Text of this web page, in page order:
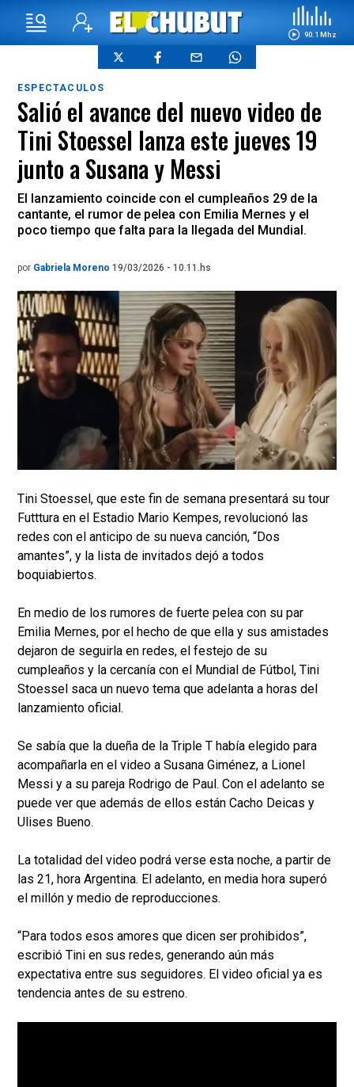
90.1 Mhz
ESPECTACULOS
Salió el avance del nuevo video de
Tini Stoessel lanza este jueves 19
junto a Susana y Messi
El lanzamiento coincide con el cumpleaños 29 de la
cantante, el rumor de pelea con Emilia Mernes y el
poco tiempo que falta para la llegada del Mundial.
por Gabriela Moreno 19/03/2026 - 10.11.hs
Tini Stoessel, que este fin de semana presentará su tour
Futttura en el Estadio Mario Kempes, revolucionó las
redes con el anticipo de su nueva canción, “Dos
amantes”, y la lista de invitados dejó a todos
boquiabiertos.
En medio de los rumores de fuerte pelea con su par
Emilia Mernes, por el hecho de que ella y sus amistades
dejaron de seguirla en redes, el festejo de su
cumpleaños y la cercanía con el Mundial de Fútbol, Tini
Stoessel saca un nuevo tema que adelanta a horas del
lanzamiento oficial.
Se sabía que la dueña de la Triple T había elegido para
acompañarla en el video a Susana Giménez, a Lionel
Messi y a su pareja Rodrigo de Paul. Con el adelanto se
puede ver que además de ellos están Cacho Deicas y
Ulises Bueno.
La totalidad del video podrá verse esta noche, a partir de
las 21, hora Argentina. El adelanto, en media hora superó
el millón y medio de reproducciones.
“Para todos esos amores que dicen ser prohibidos”,
escribió Tini en sus redes, generando aún más
expectativa entre sus seguidores. El video oficial ya es
tendencia antes de su estreno.